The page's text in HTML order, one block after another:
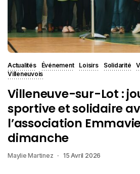
Actualités Événement Loisirs Solidarité
Villeneuvois
Villeneuve-sur-Lot :
sportive et solidaire
l’association
dimanche
Maylie Martinez 15 Avril 2026